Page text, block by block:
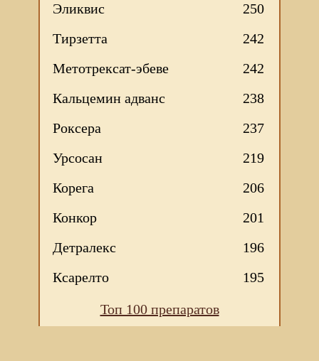
Эликвис
250
Тирзетта
242
Метотрексат-эбеве
242
Кальцемин адванс
238
Роксера
237
Урсосан
219
Корега
206
Конкор
201
Детралекс
196
Ксарелто
195
Топ 100 препаратов